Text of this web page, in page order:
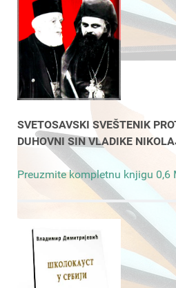
SVETOSAVSKI SVEŠTENIK
DUHOVNI SIN VLADIKE
Preuzmite kompletnu knjigu 0,6